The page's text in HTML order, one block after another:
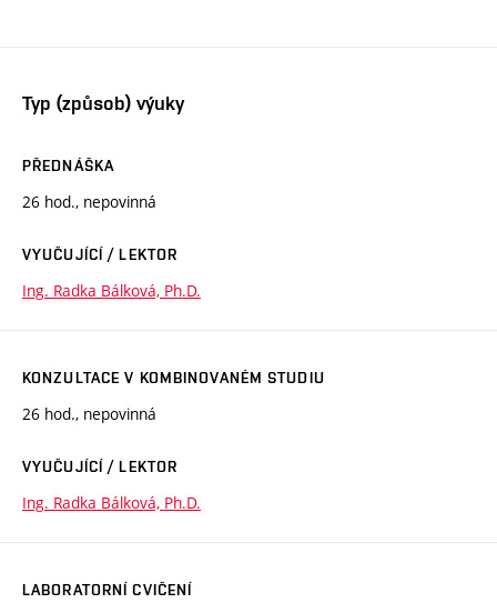
Typ (způsob) výuky
PŘEDNÁŠKA
26 hod., nepovinná
VYUČUJÍCÍ / LEKTOR
Ing. Radka Bálková, Ph.D.
KONZULTACE V KOMBINOVANÉM STUDIU
26 hod., nepovinná
VYUČUJÍCÍ / LEKTOR
Ing. Radka Bálková, Ph.D.
LABORATORNÍ CVIČENÍ